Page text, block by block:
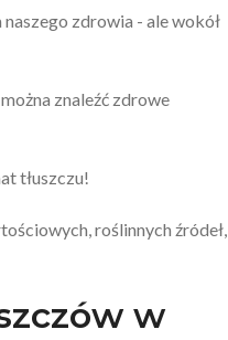
zdrowia - ale wokół
znaleźć zdrowe
tłuszczu!
roślinnych źródeł,
w